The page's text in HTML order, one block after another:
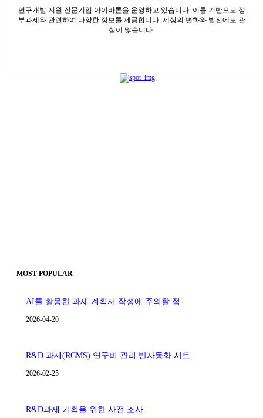
연구개발 지원 전문기업 아이바론을 운영하고 있습니다. 이를 기반으로 정
부과제와 관련하여 다양한 정보를 제공합니다. 세상의 변화와 발전에도 관
심이 많습니다.
MOST POPULAR
AI를 활용한 과제 계획서 작성에 주의할 점
2026-04-20
R&D 과제(RCMS) 연구비 관리 반자동화 시트
2026-02-25
R&D과제 기획을 위한 사전 조사